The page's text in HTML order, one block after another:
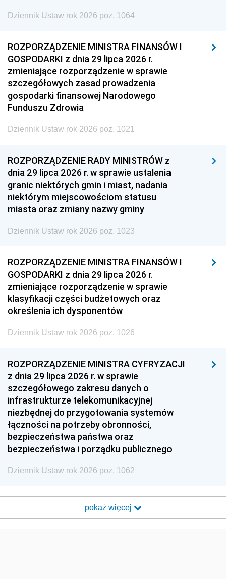
Dziennik Ustaw rok 2026 poz. 1064
ROZPORZĄDZENIE MINISTRA FINANSÓW I
GOSPODARKI z dnia 29 lipca 2026 r.
zmieniające rozporządzenie w sprawie
szczegółowych zasad prowadzenia
gospodarki finansowej Narodowego
Funduszu Zdrowia
Dziennik Ustaw rok 2026 poz. 1021
ROZPORZĄDZENIE RADY MINISTRÓW z
dnia 29 lipca 2026 r. w sprawie ustalenia
granic niektórych gmin i miast, nadania
niektórym miejscowościom statusu
miasta oraz zmiany nazwy gminy
Dziennik Ustaw rok 2026 poz. 1023
ROZPORZĄDZENIE MINISTRA FINANSÓW I
GOSPODARKI z dnia 29 lipca 2026 r.
zmieniające rozporządzenie w sprawie
klasyfikacji części budżetowych oraz
określenia ich dysponentów
Dziennik Ustaw rok 2026 poz. 1026
ROZPORZĄDZENIE MINISTRA CYFRYZACJI
z dnia 29 lipca 2026 r. w sprawie
szczegółowego zakresu danych o
infrastrukturze telekomunikacyjnej
niezbędnej do przygotowania systemów
łączności na potrzeby obronności,
bezpieczeństwa państwa oraz
bezpieczeństwa i porządku publicznego
Dziennik Ustaw rok 2026 poz. 1062
pokaż więcej